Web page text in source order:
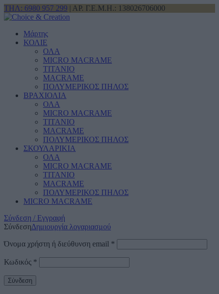
ΤΗΛ: 6980 957 299 | ΑΡ. Γ.Ε.Μ.Η.: 138026706000
Μάρτης
ΚΟΛΙΕ
ΟΛΑ
MICRO MACRAME
ΤΙΤΑΝΙΟ
MACRAME
ΠΟΛΥΜΕΡΙΚΟΣ ΠΗΛΟΣ
ΒΡΑΧΙΟΛΙΑ
ΟΛΑ
MICRO MACRAME
ΤΙΤΑΝΙΟ
MACRAME
ΠΟΛΥΜΕΡΙΚΟΣ ΠΗΛΟΣ
ΣΚΟΥΛΑΡΙΚΙΑ
ΟΛΑ
MICRO MACRAME
ΤΙΤΑΝΙΟ
MACRAME
ΠΟΛΥΜΕΡΙΚΟΣ ΠΗΛΟΣ
MICRO MACRAME
Σύνδεση / Εγγραφή
ΣύνδεσηΔημιουργία λογαριασμού
Όνομα χρήστη ή διεύθυνση email *
Κωδικός *
Σύνδεση